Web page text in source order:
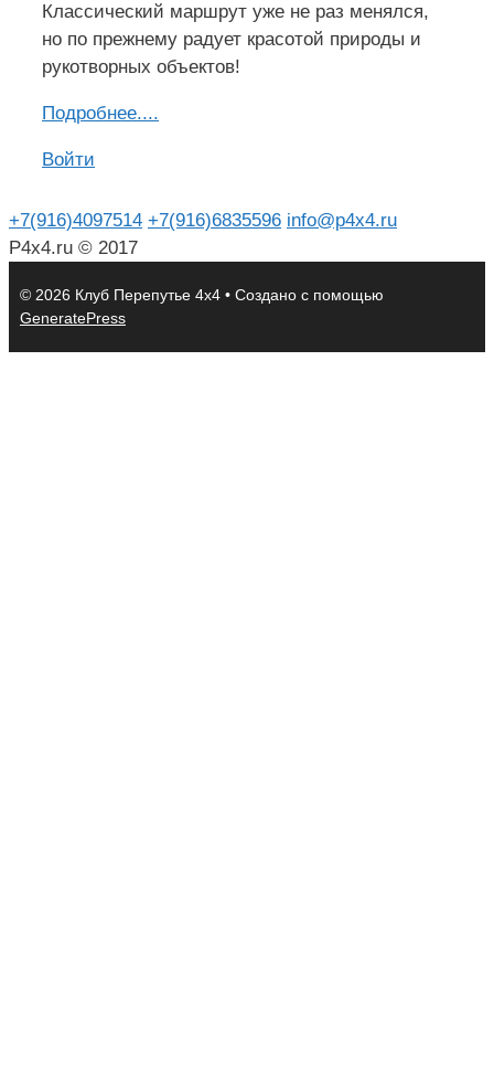
Классический маршрут уже не раз менялся,
но по прежнему радует красотой природы и
рукотворных объектов!
Подробнее....
Войти
+7(916)4097514 +7(916)6835596 info@p4x4.ru
P4x4.ru © 2017
© 2026 Клуб Перепутье 4x4 • Создано с помощью
GeneratePress